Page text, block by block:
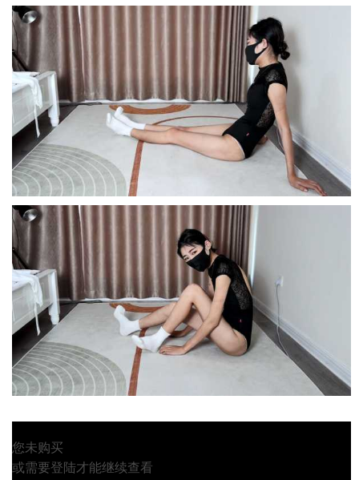
您未购买
或需要登陆才能继续查看